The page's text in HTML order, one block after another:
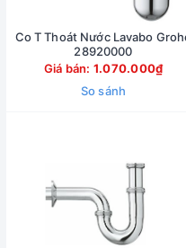
Co T Thoát Nước Lavabo
28920000
Giá bán: 1.070.000₫
So sánh